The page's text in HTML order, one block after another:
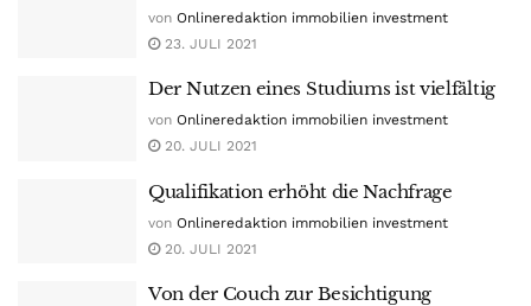
von Onlineredaktion immobilien investment
23. JULI 2021
Der Nutzen eines Studiums ist vielfältig
von Onlineredaktion immobilien investment
20. JULI 2021
Qualifikation erhöht die Nachfrage
von Onlineredaktion immobilien investment
20. JULI 2021
Von der Couch zur Besichtigung